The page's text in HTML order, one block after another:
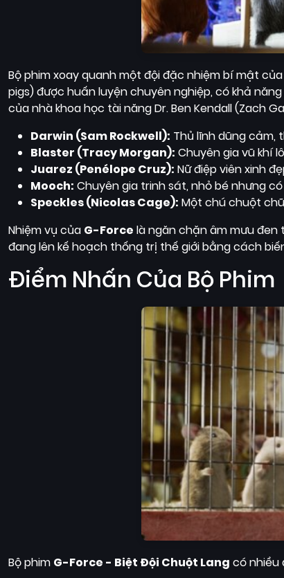
Bộ phim xoay quanh một đội đặc nhiệm bí mật
pigs) được huấn luyện chuyên nghiệp, có khả
của nhà khoa học tài năng Dr. Ben Kendall (Zach
Darwin (Sam Rockwell): Thủ lĩnh dũng cảm,
Blaster (Tracy Morgan): Chuyên gia vũ khí
Juarez (Penélope Cruz): Nữ điệp viên xinh
Mooch: Chuyên gia trinh sát, nhỏ bé nhưng
Speckles (Nicolas Cage): Một chú chuột
Nhiệm vụ của G-Force là ngăn chặn âm mưu đen
đang lên kế hoạch thống trị thế giới bằng cách
Điểm Nhấn Của Bộ Phim
Bộ phim G-Force - Biệt Đội Chuột Lang có nhiều